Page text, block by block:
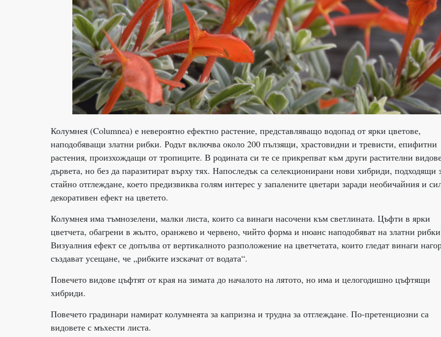
Колумнея (Columnea) е невероятно ефектно растение, представляващо водопад от ярки цветове,
наподобяващи златни рибки. Родът включва около 200 пълзящи, храстовидни и тревисти, епифитни
растения, произхождащи от тропиците. В родината си те се прикрепват към други растителни
дървета, но без да паразитират върху тях. Напоследък са селекционирани нови хибриди, подходящи
стайно отглеждане, което предизвиква голям интерес у запалените цветари заради необичайния и
декоративен ефект на цветето.
Колумнея има тъмнозелени, малки листа, които са винаги насочени към светлината. Цъфти в ярки
цветчета, обагрени в жълто, оранжево и червено, чийто форма и нюанс наподобяват на златни
Визуалния ефект се допълва от вертикалното разположение на цветчетата, които гледат винаги
създават усещане, че „рибките изскачат от водата“.
Повечето видове цъфтят от края на зимата до началото на лятото, но има и целогодишно цъфтящи
хибриди.
Повечето градинари намират колумнеята за капризна и трудна за отглеждане. По-претенциозни са
видовете с мъхести листа.